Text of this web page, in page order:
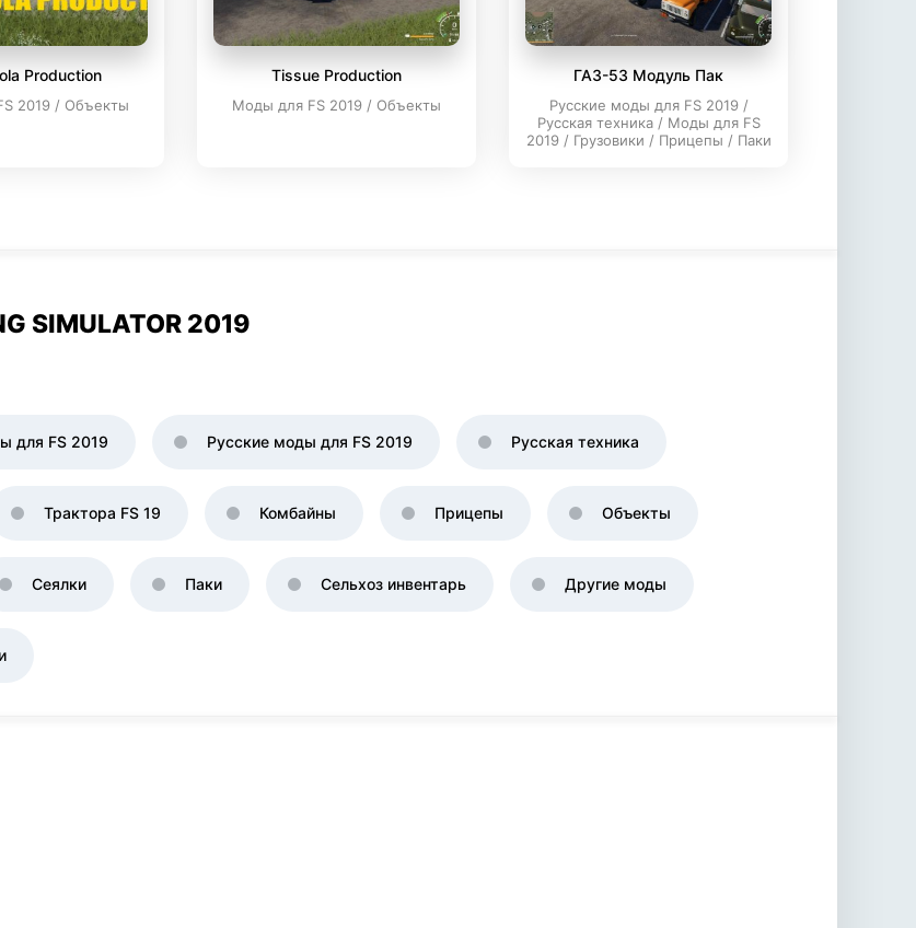
Production
2019 / Объекты
Tissue Production
Моды для FS 2019 / Объекты
ГАЗ-53 Модуль Пак
Русские моды для FS 2019 /
Русская техника / Моды для FS
2019 / Грузовики / Прицепы / Паки
SIMULATOR 2019
для FS 2019 Русские моды для FS 2019 Русская техника
Трактора FS 19 Комбайны Прицепы Объекты
Сеялки Паки Сельхоз инвентарь Другие моды